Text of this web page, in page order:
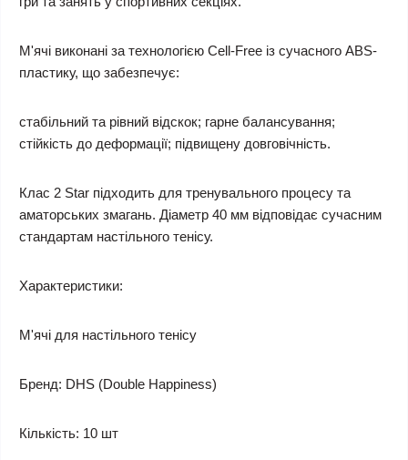
М'ячі виконані за технологією Cell-Free із сучасного ABS-
пластику, що забезпечує:
стабільний та рівний відскок; гарне балансування;
стійкість до деформації; підвищену довговічність.
Клас 2 Star підходить для тренувального процесу та
аматорських змагань. Діаметр 40 мм відповідає сучасним
стандартам настільного тенісу.
Характеристики:
М'ячі для настільного тенісу
Бренд: DHS (Double Happiness)
Кількість: 10 шт